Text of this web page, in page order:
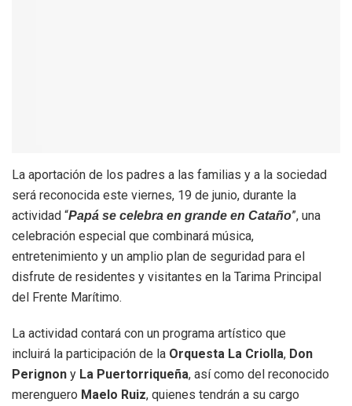
La aportación de los padres a las familias y a la sociedad
será reconocida este viernes, 19 de junio, durante la
actividad “Papá se celebra en grande en Cataño”, una
celebración especial que combinará música,
entretenimiento y un amplio plan de seguridad para el
disfrute de residentes y visitantes en la Tarima Principal
del Frente Marítimo.
La actividad contará con un programa artístico que
incluirá la participación de la Orquesta La Criolla, Don
Perignon y La Puertorriqueña, así como del reconocido
merenguero Maelo Ruiz, quienes tendrán a su cargo